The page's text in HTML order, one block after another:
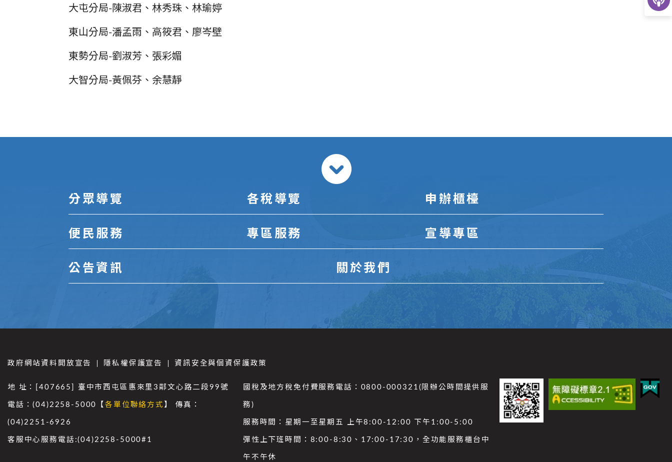
大屯分局-陳淑君、林秀珠、林瑜婷
東山分局-潘孟雨、高筱君、廖岑壁
東勢分局-劉淑芳、張彩媚
大智分局-黃佩芬、余慧靜
分眾導覽 各稅導覽 申辦櫃檯
便民服務 專區服務 宣導專區
公告資訊 關於我們
政府網站資料開放宣告 隱私權保護宣告 資訊安全與個資保護政策
地 址：[407665] 臺中市西屯區惠來里3鄰文心路二段99號
電話：(04)2258-5000【各單位聯絡方式 】 傳真：
(04)2251-6926
客服中心服務電話:(04)2258-5000#1
國稅及地方稅免付費服務電話：0800-000321(限辦公時間提供服
務)
服務時間：星期一至星期五 上午8:00-12:00 下午1:00-5:00
彈性上下班時間：8:00-8:30、17:00-17:30，全功能服務櫃台中
午不午休